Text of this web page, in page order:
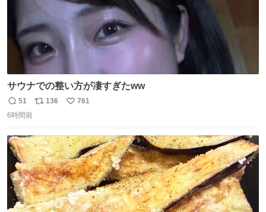
サウナでの整い方が凄すぎたww
返
信
51
リ
ト
数
136
い
数
761
6時間前